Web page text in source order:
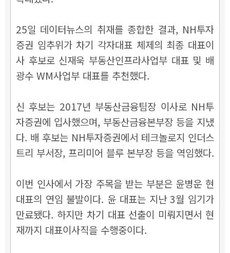
25일 데이터뉴스의 취재를 종합한 결과, NH투자
증권 임추위가 차기 각자대표 체제의 최종 대표이
사 후보로 신재욱 부동산인프라사업부 대표 및 배
광수 WM사업부 대표를 추천했다.
신 후보는 2017년 부동산금융팀장 이사로 NH투
자증권에 입사했으며, 부동산금융본부장 등을 지냈
다. 배 후보는 NH투자증권에서 테크놀로지 인더스
트리 부서장, 프리미어 블루 본부장 등을 역임했다.
이번 인사에서 가장 주목을 받는 부분은 윤병운 현
대표의 연임 불발이다. 윤 대표는 지난 3월 임기가
만료됐다. 하지만 차기 대표 선출이 미뤄지면서 현
재까지 대표이사직을 수행중이다.